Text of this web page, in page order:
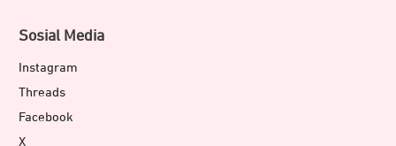
Sosial Media
Instagram
Threads
Facebook
X